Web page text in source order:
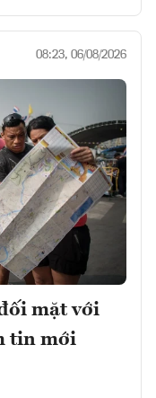
08:23, 06/08/2026
mặt với
tin mới